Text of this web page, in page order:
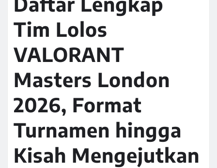
Tim Lolos
VALORANT
Masters London
2026, Format
Turnamen hingga
Kisah Mengejutkan